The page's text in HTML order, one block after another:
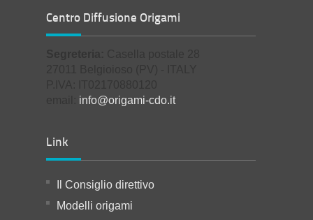
Centro Diffusione Origami
info@origami-cdo.it
Link
Il Consiglio direttivo
Modelli origami